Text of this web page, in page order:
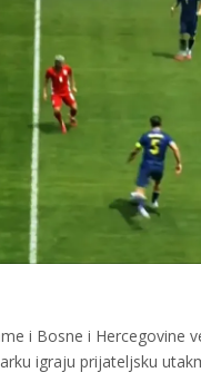
i Bosne i Hercegovine
igraju prijateljsku